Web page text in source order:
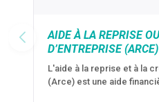
AIDE À LA REPRISE
D’ENTREPRISE (ARCE)
L'aide à la reprise et à la
(Arce) est une aide